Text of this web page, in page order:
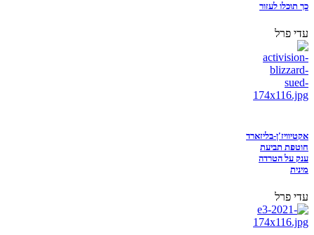
כך תוכלו לעזור
עדי פרל
אקטיוויז'ן-בליזארד
חוטפת תביעת
ענק על הטרדה
מינית
עדי פרל